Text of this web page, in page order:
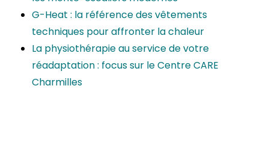
G-Heat : la référence des vêtements
techniques pour affronter la chaleur
La physiothérapie au service de votre
réadaptation : focus sur le Centre CARE
Charmilles